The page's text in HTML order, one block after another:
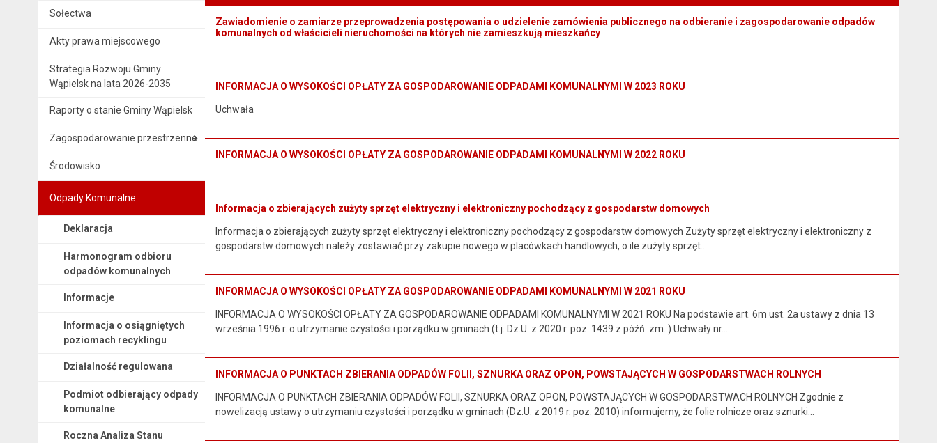
Sołectwa
Akty prawa miejscowego
Strategia Rozwoju Gminy
Wąpielsk na lata 2026-2035
Raporty o stanie Gminy Wąpielsk
Zagospodarowanie przestrzenne
Środowisko
Odpady Komunalne
Deklaracja
Harmonogram odbioru
odpadów komunalnych
Informacje
Informacja o osiągniętych
poziomach recyklingu
Działalność regulowana
Podmiot odbierający odpady
komunalne
Roczna Analiza Stanu
Zawiadomienie o zamiarze przeprowadzenia postępowania o udzielenie zamówienia publicznego na odbieranie i zagospodarowanie odpadów
komunalnych od właścicieli nieruchomości na których nie zamieszkują mieszkańcy
INFORMACJA O WYSOKOŚCI OPŁATY ZA GOSPODAROWANIE ODPADAMI KOMUNALNYMI W 2023 ROKU
Uchwała
INFORMACJA O WYSOKOŚCI OPŁATY ZA GOSPODAROWANIE ODPADAMI KOMUNALNYMI W 2022 ROKU
Informacja o zbierających zużyty sprzęt elektryczny i elektroniczny pochodzący z gospodarstw domowych
Informacja o zbierających zużyty sprzęt elektryczny i elektroniczny pochodzący z gospodarstw domowych Zużyty sprzęt elektryczny i elektroniczny z
gospodarstw domowych należy zostawiać przy zakupie nowego w placówkach handlowych, o ile zużyty sprzęt…
INFORMACJA O WYSOKOŚCI OPŁATY ZA GOSPODAROWANIE ODPADAMI KOMUNALNYMI W 2021 ROKU
INFORMACJA O WYSOKOŚCI OPŁATY ZA GOSPODAROWANIE ODPADAMI KOMUNALNYMI W 2021 ROKU Na podstawie art. 6m ust. 2a ustawy z dnia 13
września 1996 r. o utrzymanie czystości i porządku w gminach (t.j. Dz.U. z 2020 r. poz. 1439 z późń. zm. ) Uchwały nr…
INFORMACJA O PUNKTACH ZBIERANIA ODPADÓW FOLII, SZNURKA ORAZ OPON, POWSTAJĄCYCH W GOSPODARSTWACH ROLNYCH
INFORMACJA O PUNKTACH ZBIERANIA ODPADÓW FOLII, SZNURKA ORAZ OPON, POWSTAJĄCYCH W GOSPODARSTWACH ROLNYCH Zgodnie z
nowelizacją ustawy o utrzymaniu czystości i porządku w gminach (Dz.U. z 2019 r. poz. 2010) informujemy, że folie rolnicze oraz sznurki…